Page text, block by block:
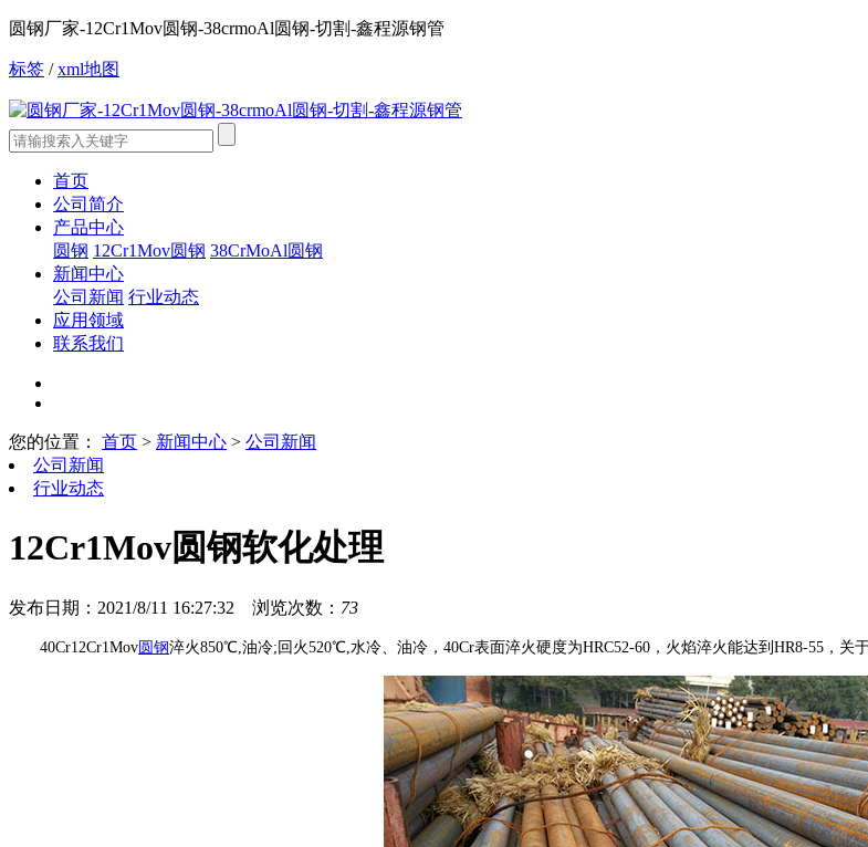
圆钢厂家-12Cr1Mov圆钢-38crmoAl圆钢-切割-鑫程源钢管
标签 /xml地图
首页
公司简介
产品中心
圆钢 12Cr1Mov圆钢 38CrMoAl圆钢
新闻中心
公司新闻 行业动态
应用领域
联系我们
您的位置： 首页 > 新闻中心 > 公司新闻
公司新闻
行业动态
12Cr1Mov圆钢软化处理
发布日期：2021/8/11 16:27:32 浏览次数： 73
40Cr12Cr1Mov 圆钢淬火850℃,油冷;回火520℃,水冷、油冷，40Cr表面淬火硬度为HRC52-60，火焰淬火能达到HR8-55，关